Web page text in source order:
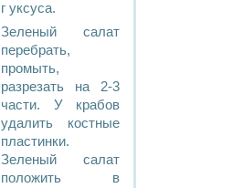
г уксуса.
Зеленый салат
перебрать,
промыть,
разрезать на 2-3
части. У крабов
удалить костные
пластинки.
Зеленый салат
положить в